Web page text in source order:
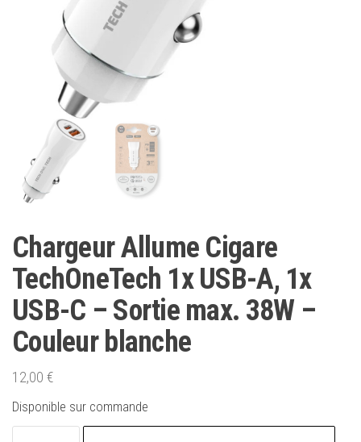
Chargeur Allume Cigare
TechOneTech 1x USB-A, 1x
USB-C – Sortie max. 38W –
Couleur blanche
12,00 €
Disponible sur commande